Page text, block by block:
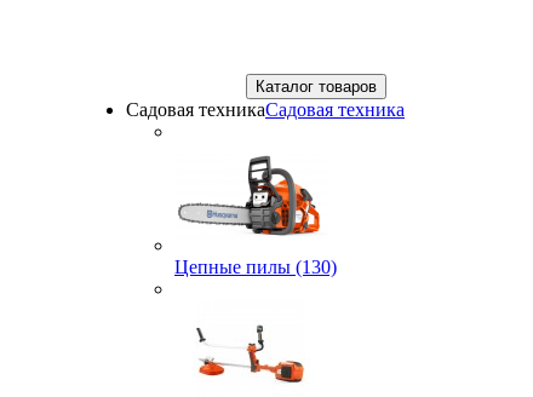
Каталог товаров
Садовая техникаСадовая техника
Цепные пилы (130)